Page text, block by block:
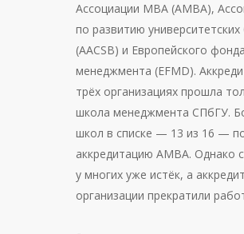
Ассоциации MBA (AMBA),
по развитию
(AACSB) и Европейского
менеджмента (EFMD).
трёх организациях прошла
школа менеджмента СПбГУ.
школ в списке — 13 из 16 —
аккредитацию AMBA. Однако
у многих уже истёк, а
организации прекратили